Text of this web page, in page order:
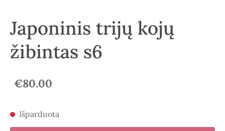
Japoninis trijų kojų
žibintas s6
€80.00
Išparduota